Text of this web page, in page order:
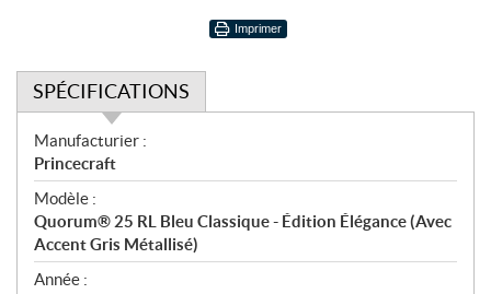
Imprimer
SPÉCIFICATIONS
S
p
é
c
i
f
i
Manufacturier :
Princecraft
Modèle :
Quorum® 25 RL Bleu Classique - Édition Élégance (Avec
Accent Gris Métallisé)
Année :